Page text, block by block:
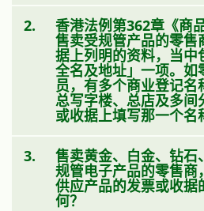
2. 香港法例第362章《商
售卖受规管产品的零售
据上列明的资料，当中
全名及地址」一项。如
员，有多个商业登记名
总写字楼、总店及多间
或收据上填写那一个名
3. 售卖黄金、白金、钻石
规管电子产品的零售商
供应产品的发票或收据
何？